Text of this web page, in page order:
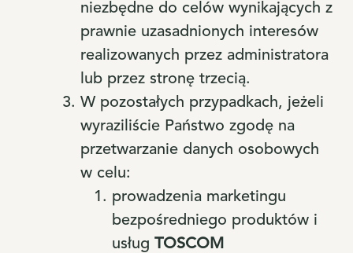
niezbędne do celów wynikających z
prawnie uzasadnionych interesów
realizowanych przez administratora
lub przez stronę trzecią.
W pozostałych przypadkach, jeżeli
wyraziliście Państwo zgodę na
przetwarzanie danych osobowych
w celu:
prowadzenia marketingu
bezpośredniego produktów i
usług TOSCOM